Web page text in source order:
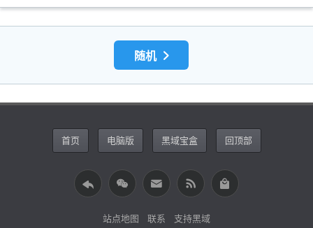
随机
首页 电脑版 黑域宝盒 回顶部
站点地图 联系 支持黑域